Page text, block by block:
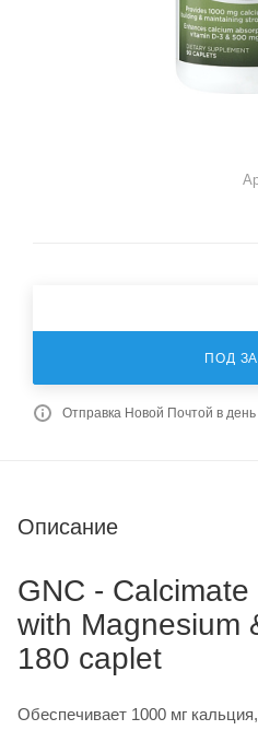
ПОД
Отправка Новой Почтой в день
Описание
GNC -
with Magnesium
180 caplet
Обеспечивает 1000 мг